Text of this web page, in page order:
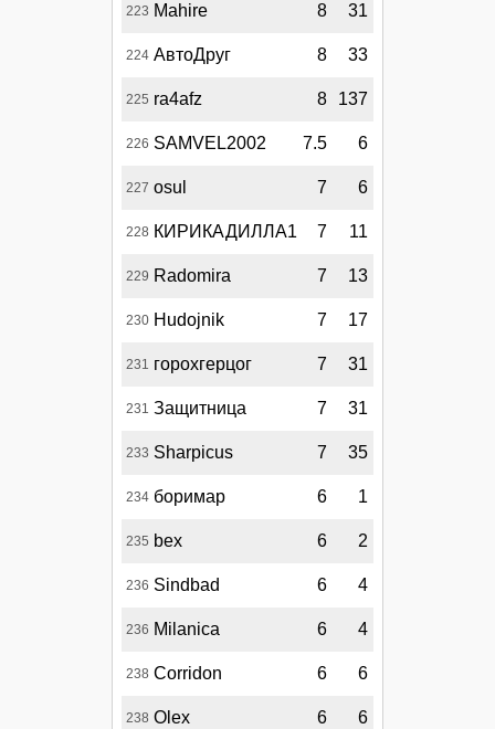
223 Mahire 8 31
224 АвтоДруг 8 33
225 ra4afz 8 137
226 SAMVEL2002 7.5 6
227 osul 7 6
228 КИРИКАДИЛЛА1 7 11
229 Radomira 7 13
230 Hudojnik 7 17
231 горохгерцог 7 31
231 Защитница 7 31
233 Sharpicus 7 35
234 боримар 6 1
235 bex 6 2
236 Sindbad 6 4
236 Milanica 6 4
238 Corridon 6 6
238 Olex 6 6